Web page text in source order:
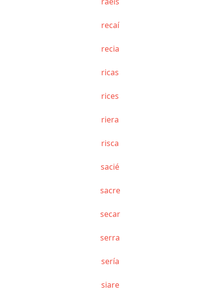
recaí
recia
ricas
rices
riera
risca
sacié
sacre
secar
serra
sería
siare